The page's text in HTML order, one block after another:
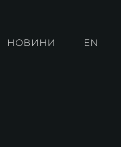
НОВИНИ EN